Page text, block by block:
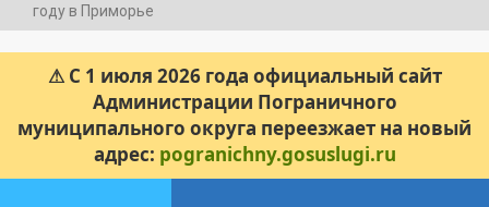
году в Приморье
⚠ С 1 июля 2026 года официальный сайт
Администрации Пограничного
муниципального округа переезжает на новый
адрес: pogranichny.gosuslugi.ru